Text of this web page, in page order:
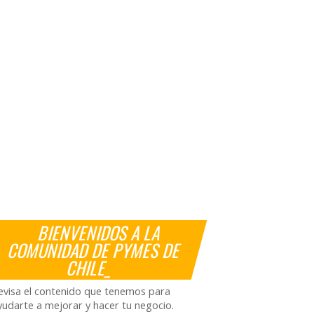
BIENVENIDOS A LA
COMUNIDAD DE PYMES DE
CHILE_
el contenido que tenemos para
a mejorar y hacer tu negocio.